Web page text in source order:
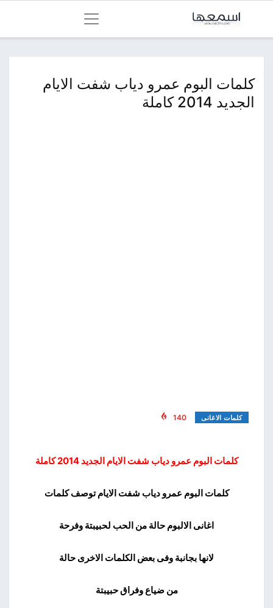
كلمات البوم عمرو دياب شفت الايام
الجديد 2014 كاملة
كلمات الاغانى 140
كلمات البوم عمرو دياب شفت الايام الجديد 2014 كاملة
كلمات البوم عمرو دياب شفت الايام توصف كلمات
اغانى الالبوم حالة من الحب لحبيبتة وفرحة
لانها بجانبة وفى بعض الكلمات الاخرى حالة
من ضياع وفراق حبيبتة